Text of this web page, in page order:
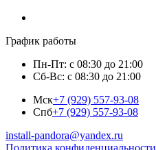
График работы
Пн-Пт: с 08:30 до 21:00
Сб-Вс: с 08:30 до 21:00
Мск+7 (929) 557-93-08
Спб+7 (929) 557-93-08
install-pandora@yandex.ru
Политика конфиденциальности